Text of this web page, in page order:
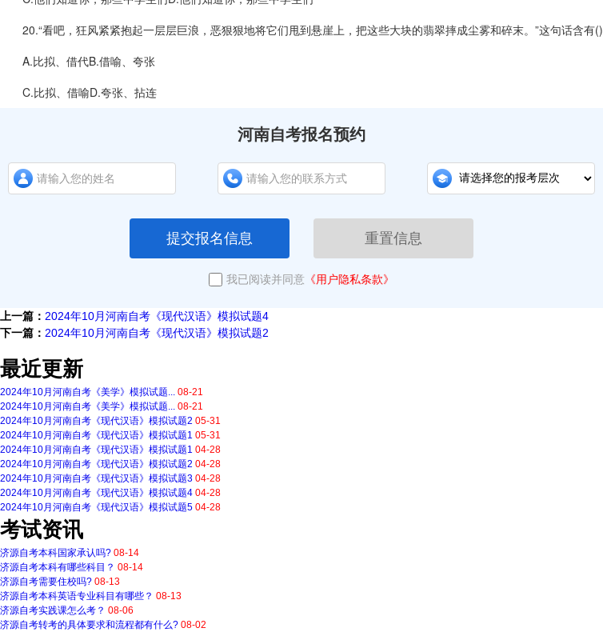
20.“看吧，狂风紧紧抱起一层层巨浪，恶狠狠地将它们甩到悬崖上，把这些大块的翡翠摔成尘雾和碎末。”这句话含有()
A.比拟、借代B.借喻、夸张
C.比拟、借喻D.夸张、拈连
河南自考报名预约
提交报名信息 重置信息
我已阅读并同意 《用户隐私条款》
上一篇： 2024年10月河南自考《现代汉语》模拟试题4
下一篇： 2024年10月河南自考《现代汉语》模拟试题2
最近更新
2024年10月河南自考《美学》模拟试题... 08-21
2024年10月河南自考《美学》模拟试题... 08-21
2024年10月河南自考《现代汉语》模拟试题2 05-31
2024年10月河南自考《现代汉语》模拟试题1 05-31
2024年10月河南自考《现代汉语》模拟试题1 04-28
2024年10月河南自考《现代汉语》模拟试题2 04-28
2024年10月河南自考《现代汉语》模拟试题3 04-28
2024年10月河南自考《现代汉语》模拟试题4 04-28
2024年10月河南自考《现代汉语》模拟试题5 04-28
考试资讯
济源自考本科国家承认吗? 08-14
济源自考本科有哪些科目？ 08-14
济源自考需要住校吗? 08-13
济源自考本科英语专业科目有哪些？ 08-13
济源自考实践课怎么考？ 08-06
济源自考转考的具体要求和流程都有什么? 08-02